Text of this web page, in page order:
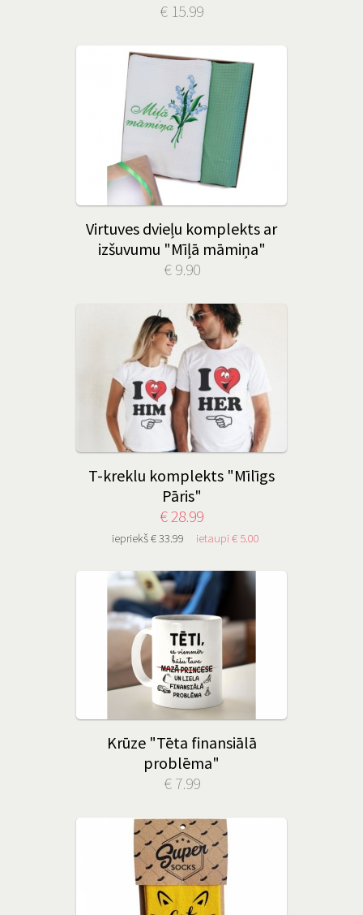
€ 15.99
Virtuves dvieļu komplekts ar
izšuvumu "Mīļā māmiņa"
€ 9.90
T-kreklu komplekts "Mīlīgs
Pāris"
€ 28.99
iepriekš € 33.99 ietaupi € 5.00
Krūze "Tēta finansiālā
problēma"
€ 7.99